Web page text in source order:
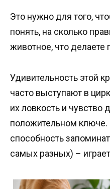
Это нужно для того,
понять, на сколько
животное, что делаете
Удивительность этой
часто выступают в
их ловкость и чувство
положительном ключе.
способность
самых разных) –